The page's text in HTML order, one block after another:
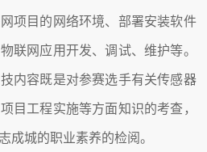
项目的网络环境、部署安装软件
联网应用开发、调试、维护等。
内容既是对参赛选手有关传感器
目工程实施等方面知识的考查，
成城的职业素养的检阅。